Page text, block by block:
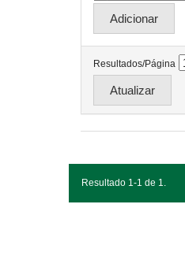
Resultados/Página
Resultado 1-1 de 1.